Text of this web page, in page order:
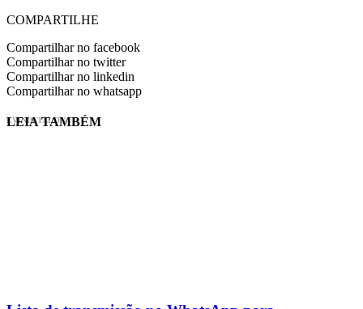
COMPARTILHE
Compartilhar no facebook
Compartilhar no twitter
Compartilhar no linkedin
Compartilhar no whatsapp
EVINIS TALON
LEIA TAMBÉM